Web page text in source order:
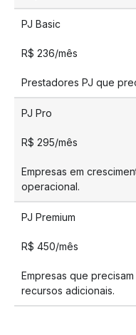
PJ Basic
R$ 236/mês
Prestadores PJ que
PJ Pro
R$ 295/mês
Empresas em
operacional.
PJ Premium
R$ 450/mês
Empresas que
recursos adicionais.